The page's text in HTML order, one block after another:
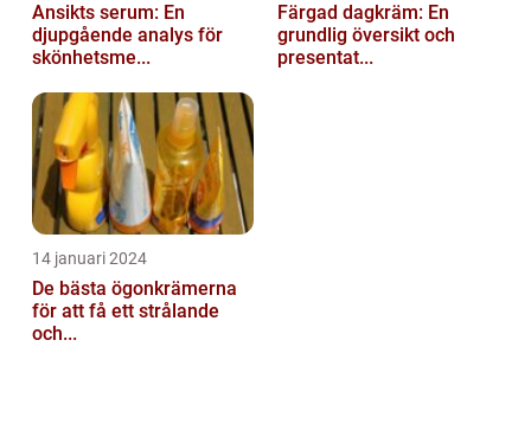
Ansikts serum: En
djupgående analys för
skönhetsme...
Färgad dagkräm: En
grundlig översikt och
presentat...
14 januari 2024
De bästa ögonkrämerna
för att få ett strålande
och...